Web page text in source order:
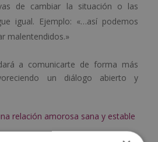
de cambiar la situación o las
igual. Ejemplo: «…así podemos
malentendidos.»
a comunicarte de forma más
un diálogo abierto y
relación amorosa sana y estable